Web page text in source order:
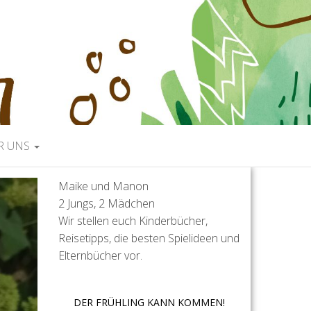
UNS
Maike und Manon
2 Jungs, 2 Mädchen
Wir stellen euch Kinderbücher,
Reisetipps, die besten Spielideen und
Elternbücher vor.
DER FRÜHLING KANN KOMMEN!